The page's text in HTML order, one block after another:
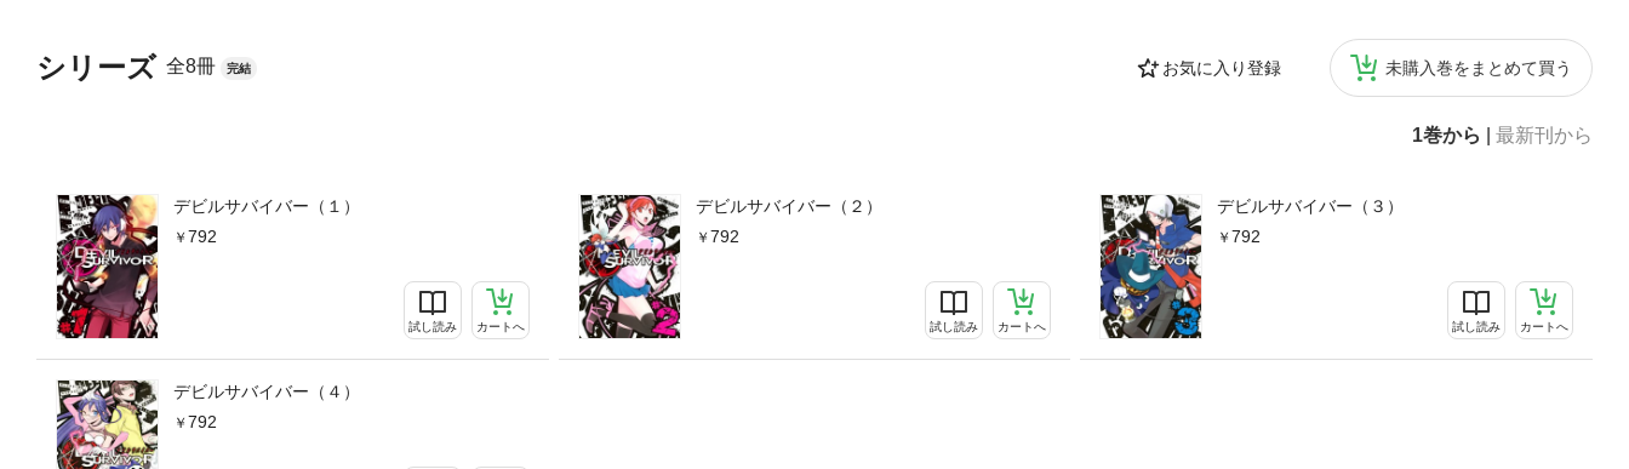
シリーズ 全8冊 完結 お気に入り登録 未購入巻をまとめて買う
1巻から 最新刊から
デビルサバイバー（１）
792
試し読み カートへ
デビルサバイバー（２）
792
試し読み カートへ
デビルサバイバー（３）
792
試し読み カートへ
デビルサバイバー（４）
792